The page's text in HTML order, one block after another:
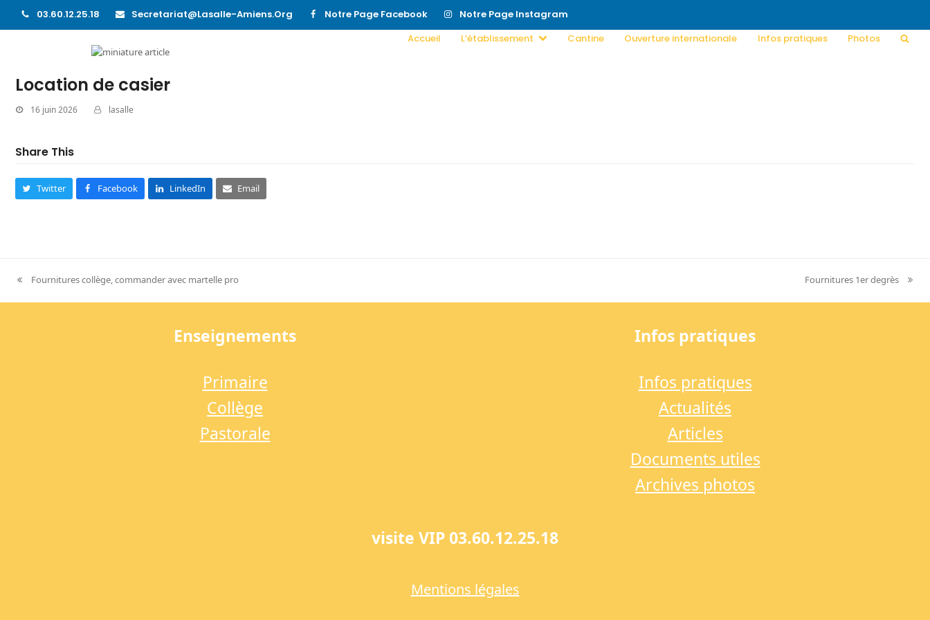
03.60.12.25.18 Secretariat@lasalle-Amiens.org Notre Page Facebook
Notre Page Instagram
Accueil
L’établissement Cantine Ouverture internationale Infos pratiques Photos
Location de casier
16 juin 2026 lasalle
Share This
Twitter Facebook LinkedIn Email
previous
post:
Fournitures collège, commander avec martelle pro
next
post:
Fournitures 1er degrès
Enseignements
Primaire
Collège
Pastorale
Infos pratiques
Infos pratiques
Actualités
Articles
Documents utiles
Archives photos
visite VIP 03.60.12.25.18
Mentions légales